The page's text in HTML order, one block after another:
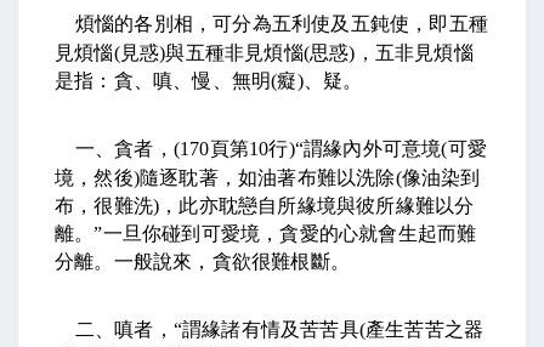
煩惱的各別相，可分為五利使及五鈍使，即五種
見煩惱(見惑)與五種非見煩惱(思惑) ，五非見煩惱
是指：貪、嗔、慢、無明(癡)、疑。
一、貪者， (170頁第10行)“謂緣內外可意境(可愛
境，然後)隨逐耽著，如油著布難以洗除(像油染到
布，很難洗) ，此亦耽戀自所緣境與彼所緣難以分
離。”一旦你碰到可愛境，貪愛的心就會生起而難
分離。一般說來，貪欲很難根斷。
二、嗔者， “謂緣諸有情及苦苦具(產生苦苦之器